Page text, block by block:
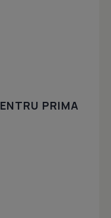
PRIMA